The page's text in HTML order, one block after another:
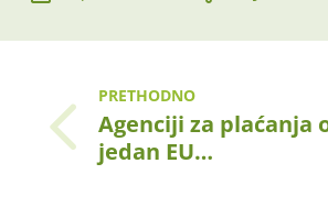
PRETHODNO
Agenciji za plaćanja
jedan EU…